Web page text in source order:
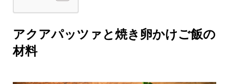
アクアパッツァと焼き卵かけご飯の
材料